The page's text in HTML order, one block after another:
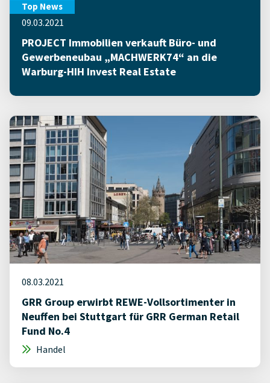
Top News
09.03.2021
PROJECT Immobilien verkauft Büro- und
Gewerbeneubau „MACHWERK74“ an die
Warburg-HIH Invest Real Estate
08.03.2021
GRR Group erwirbt REWE-Vollsortimenter in
Neuffen bei Stuttgart für GRR German Retail
Fund No.4
Handel